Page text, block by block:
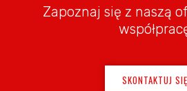
Zapoznaj się z naszą
SKONTAKTUJ SIĘ